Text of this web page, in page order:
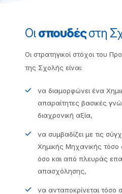
Οισπουδέςστη
Οι στρατηγικοί στόχοι του
της Σχολής είναι:
να διαμορφώνει ένα
απαραίτητες βασικές
διαχρονική αξία,
να συμβαδίζει με τις
Χημικής Μηχανικής
όσο και από πλευράς
απασχόλησης,
να ανταποκρίνεται τόσο